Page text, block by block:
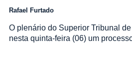
Rafael Furtado
O plenário do Superior Tribunal
nesta quinta-feira (06) um